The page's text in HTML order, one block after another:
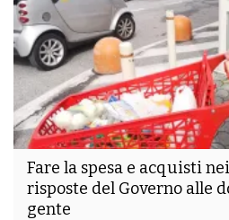
Fare la spesa e acquisti
risposte del Governo alle
gente